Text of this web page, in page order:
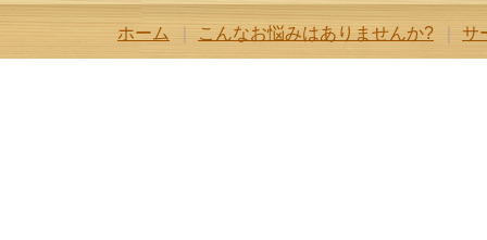
ホーム こんなお悩みはありませんか? サ